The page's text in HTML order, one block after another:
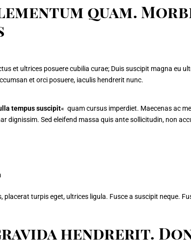
quam.
et ultrices posuere cubilia curae; Duis suscipit magna eu
et orci posuere, iaculis hendrerit nunc.
tempus suscipit« quam cursus imperdiet. Maecenas ac
dignissim. Sed eleifend massa quis ante sollicitudin, non
turpis eget, ultrices ligula. Fusce a suscipit neque.
hendrerit.